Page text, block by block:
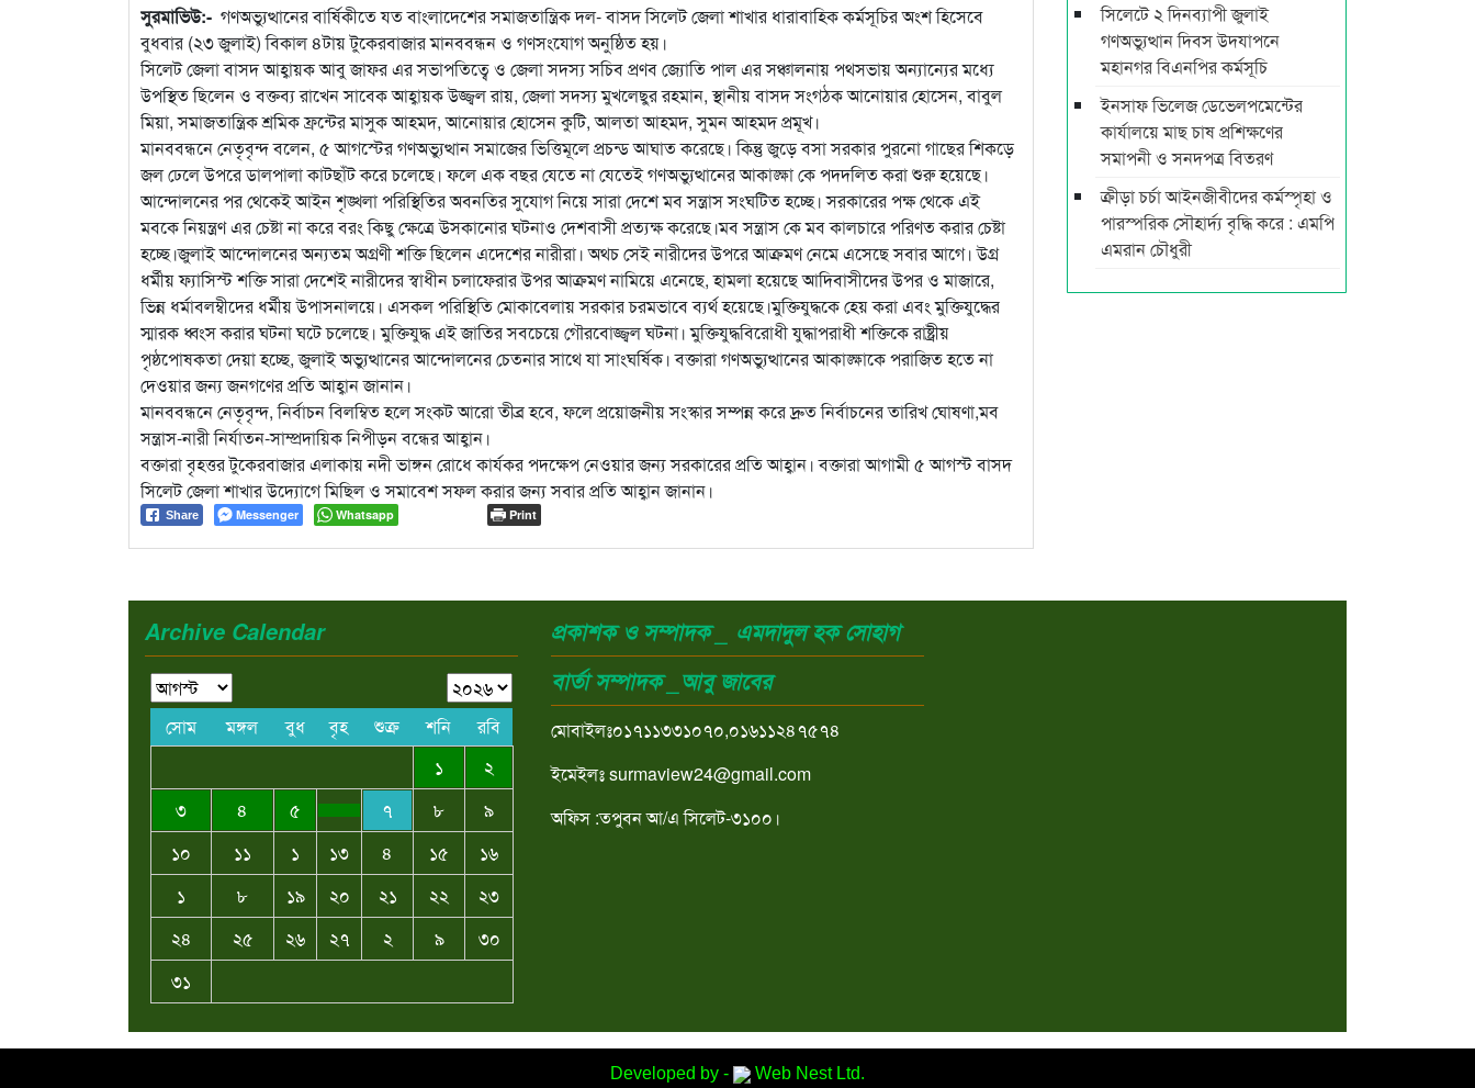
সুরমাভিউ:- গণঅভ্যুত্থানের বার্ষিকীতে যত বাংলাদেশের সমাজতান্ত্রিক দল- বাসদ সিলেট জেলা শাখার ধারাবাহিক কর্মসূচির অংশ হিসেবে
বুধবার (২৩ জুলাই) বিকাল ৪টায় টুকেরবাজার মানববন্ধন ও গণসংযোগ অনুষ্ঠিত হয়।
সিলেট জেলা বাসদ আহ্বায়ক আবু জাফর এর সভাপতিত্বে ও জেলা সদস্য সচিব প্রণব জ্যোতি পাল এর সঞ্চালনায় পথসভায় অন্যান্যের মধ্যে
উপস্থিত ছিলেন ও বক্তব্য রাখেন সাবেক আহ্বায়ক উজ্জ্বল রায়, জেলা সদস্য মুখলেছুর রহমান, স্থানীয় বাসদ সংগঠক আনোয়ার হোসেন, বাবুল
মিয়া, সমাজতান্ত্রিক শ্রমিক ফ্রন্টের মাসুক আহমদ, আনোয়ার হোসেন কুটি, আলতা আহমদ, সুমন আহমদ প্রমূখ।
মানববন্ধনে নেতৃবৃন্দ বলেন, ৫ আগস্টের গণঅভ্যুত্থান সমাজের ভিত্তিমূলে প্রচন্ড আঘাত করেছে। কিন্তু জুড়ে বসা সরকার পুরনো গাছের শিকড়ে
জল ঢেলে উপরে ডালপালা কাটছাঁট করে চলেছে। ফলে এক বছর যেতে না যেতেই গণঅভ্যুত্থানের আকাঙ্ক্ষা কে পদদলিত করা শুরু হয়েছে।
আন্দোলনের পর থেকেই আইন শৃঙ্খলা পরিস্থিতির অবনতির সুযোগ নিয়ে সারা দেশে মব সন্ত্রাস সংঘটিত হচ্ছে। সরকারের পক্ষ থেকে এই
মবকে নিয়ন্ত্রণ এর চেষ্টা না করে বরং কিছু ক্ষেত্রে উসকানোর ঘটনাও দেশবাসী প্রত্যক্ষ করেছে।মব সন্ত্রাস কে মব কালচারে পরিণত করার চেষ্টা
হচ্ছে।জুলাই আন্দোলনের অন্যতম অগ্রণী শক্তি ছিলেন এদেশের নারীরা। অথচ সেই নারীদের উপরে আক্রমণ নেমে এসেছে সবার আগে। উগ্র
ধর্মীয় ফ্যাসিস্ট শক্তি সারা দেশেই নারীদের স্বাধীন চলাফেরার উপর আক্রমণ নামিয়ে এনেছে, হামলা হয়েছে আদিবাসীদের উপর ও মাজারে,
ভিন্ন ধর্মাবলম্বীদের ধর্মীয় উপাসনালয়ে। এসকল পরিস্থিতি মোকাবেলায় সরকার চরমভাবে ব্যর্থ হয়েছে।মুক্তিযুদ্ধকে হেয় করা এবং মুক্তিযুদ্ধের
স্মারক ধ্বংস করার ঘটনা ঘটে চলেছে। মুক্তিযুদ্ধ এই জাতির সবচেয়ে গৌরবোজ্জ্বল ঘটনা। মুক্তিযুদ্ধবিরোধী যুদ্ধাপরাধী শক্তিকে রাষ্ট্রীয়
পৃষ্ঠপোষকতা দেয়া হচ্ছে, জুলাই অভ্যুত্থানের আন্দোলনের চেতনার সাথে যা সাংঘর্ষিক। বক্তারা গণঅভ্যুত্থানের আকাঙ্ক্ষাকে পরাজিত হতে না
দেওয়ার জন্য জনগণের প্রতি আহ্বান জানান।
মানববন্ধনে নেতৃবৃন্দ, নির্বাচন বিলম্বিত হলে সংকট আরো তীব্র হবে, ফলে প্রয়োজনীয় সংস্কার সম্পন্ন করে দ্রুত নির্বাচনের তারিখ ঘোষণা,মব
সন্ত্রাস-নারী নির্যাতন-সাম্প্রদায়িক নিপীড়ন বন্ধের আহ্বান।
বক্তারা বৃহত্তর টুকেরবাজার এলাকায় নদী ভাঙ্গন রোধে কার্যকর পদক্ষেপ নেওয়ার জন্য সরকারের প্রতি আহ্বান। বক্তারা আগামী ৫ আগস্ট বাসদ
সিলেট জেলা শাখার উদ্যোগে মিছিল ও সমাবেশ সফল করার জন্য সবার প্রতি আহ্বান জানান।
Share Messenger Whatsapp Print
সিলেটে ২ দিনব্যাপী জুলাই
গণঅভ্যুত্থান দিবস উদযাপনে
মহানগর বিএনপির কর্মসূচি
ইনসাফ ভিলেজ ডেভেলপমেন্টের
কার্যালয়ে মাছ চাষ প্রশিক্ষণের
সমাপনী ও সনদপত্র বিতরণ
ক্রীড়া চর্চা আইনজীবীদের কর্মস্পৃহা ও
পারস্পরিক সৌহার্দ্য বৃদ্ধি করে : এমপি
এমরান চৌধুরী
Archive Calendar
সোম মঙ্গল বুধ বৃহ শুক্র শনি
রবি
১
২
৩
৪ ৫ ৭ ৮
৯
১০
১১ ১ ১৩ ৪ ১৫
১৬
১
৮ ১৯ ২০ ২১ ২২
২৩
২৪
২৫ ২৬ ২৭ ২ ৯
৩০
৩১
প্রকাশক ও সম্পাদক _ এমদাদুল হক সোহাগ
বার্তা সম্পাদক _আবু জাবের
মোবাইলঃ০১৭১১৩৩১০৭০,০১৬১১২৪৭৫৭৪
ইমেইলঃ surmaview24@gmail.com
অফিস :তপুবন আ/এ সিলেট-৩১০০।
Developed by - Web Nest Ltd.